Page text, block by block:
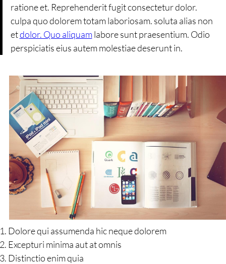
ratione et. Reprehenderit fugit consectetur dolor.
culpa quo dolorem totam laboriosam. soluta alias non
etdolor. Quo aliquamlabore sunt praesentium. Odio
perspiciatis eius autem molestiae deserunt in.
Dolore qui assumenda hic neque dolorem
Excepturi minima aut at omnis
Distinctio enim quia